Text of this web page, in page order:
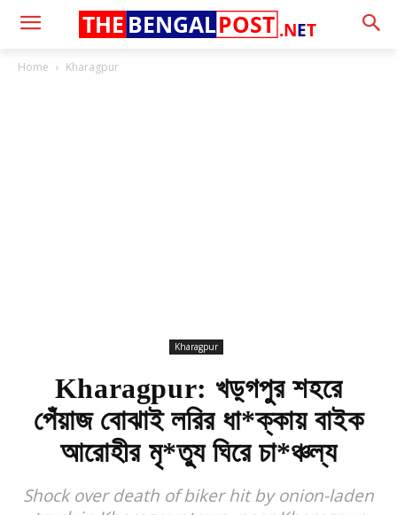
.NET
THE BENGALPOST
Home Kharagpur
Kharagpur
Kharagpur: খড়্গপুর শহরে
পেঁয়াজ বোঝাই লরির ধা*ক্কায় বাইক
আরোহীর মৃ*ত্যু ঘিরে চা*ঞ্চল্য
Shock over death of biker hit by onion-laden